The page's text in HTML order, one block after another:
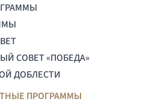
СОВЕТ «ПОБЕДА»
ДОБЛЕСТИ
ПРОГРАММЫ